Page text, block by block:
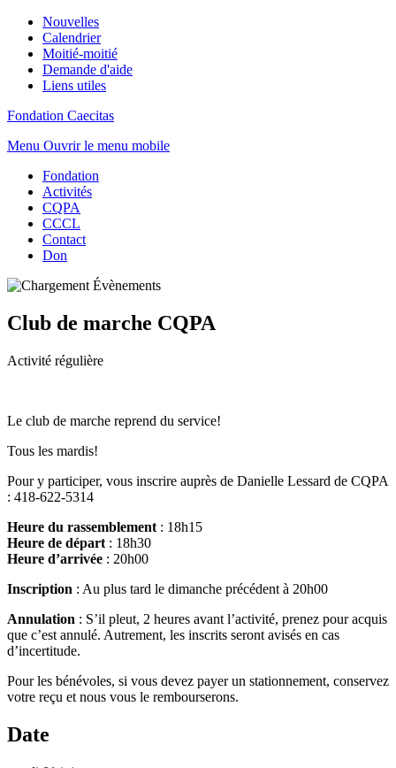
Nouvelles
Calendrier
Moitié-moitié
Demande d'aide
Liens utiles
Fondation Caecitas
Menu Ouvrir le menu mobile
Fondation
Activités
CQPA
CCCL
Contact
Don
Club de marche CQPA
Activité régulière
Le club de marche reprend du service!
Tous les mardis!
Pour y participer, vous inscrire auprès de Danielle Lessard de CQPA
: 418-622-5314
Heure du rassemblement : 18h15
Heure de départ : 18h30
Heure d’arrivée : 20h00
Inscription : Au plus tard le dimanche précédent à 20h00
Annulation : S’il pleut, 2 heures avant l’activité, prenez pour acquis
que c’est annulé. Autrement, les inscrits seront avisés en cas
d’incertitude.
Pour les bénévoles, si vous devez payer un stationnement, conservez
votre reçu et nous vous le rembourserons.
Date